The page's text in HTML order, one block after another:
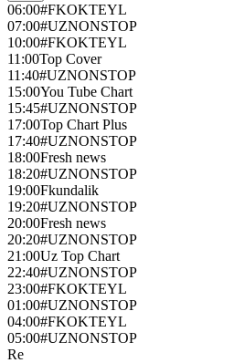
06:00#FKOKTEYL
07:00#UZNONSTOP
10:00#FKOKTEYL
11:00Top Cover
11:40#UZNONSTOP
15:00You Tube Chart
15:45#UZNONSTOP
17:00Top Chart Plus
17:40#UZNONSTOP
18:00Fresh news
18:20#UZNONSTOP
19:00Fkundalik
19:20#UZNONSTOP
20:00Fresh news
20:20#UZNONSTOP
21:00Uz Top Chart
22:40#UZNONSTOP
23:00#FKOKTEYL
01:00#UZNONSTOP
04:00#FKOKTEYL
05:00#UZNONSTOP
Re